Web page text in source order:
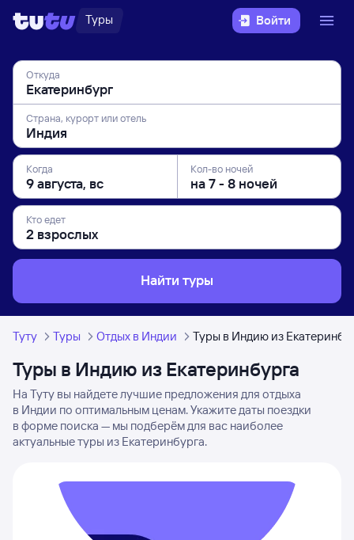
Туры Войти
Откуда
Страна, курорт или отель
Когда Кол-во ночей
Кто едет
Найти туры
Туту Туры Отдых в Индии Туры в Индию из
Туры в Индию из Екатеринбурга
На Туту вы найдете лучшие предложения для отдыха
в Индии по оптимальным ценам. Укажите даты поездки
в форме поиска — мы подберём для вас наиболее
актуальные туры из Екатеринбурга.